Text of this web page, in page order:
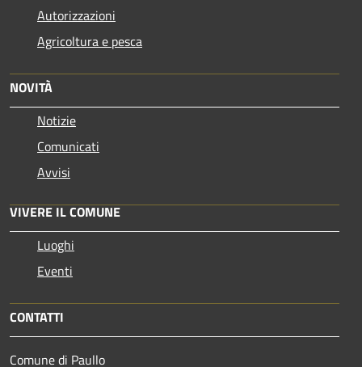
Autorizzazioni
Agricoltura e pesca
NOVITÀ
Notizie
Comunicati
Avvisi
VIVERE IL COMUNE
Luoghi
Eventi
CONTATTI
Comune di Paullo